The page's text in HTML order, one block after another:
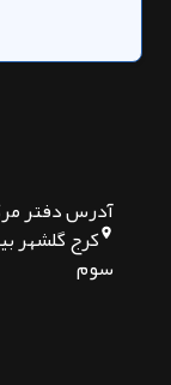
آدرس دفتر
کرج گلشهر
سوم